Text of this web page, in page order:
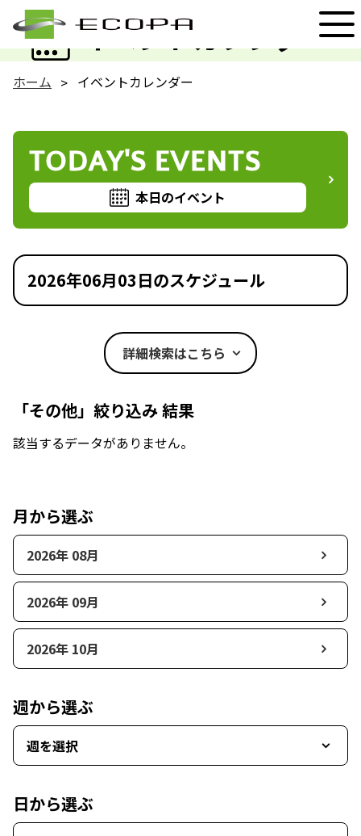
イベントカレンダー
EVENT
ホーム イベントカレンダー
TODAY'S EVENTS
本日のイベント
2026年06月03日のスケジュール
詳細検索はこちら
「その他」絞り込み 結果
該当するデータがありません。
月から選ぶ
2026年 08月
2026年 09月
2026年 10月
週から選ぶ
週を選択
日から選ぶ